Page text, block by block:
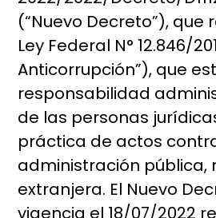
(“Nuevo Decreto”),
Ley Federal N° 12.846/
Anticorrupción”), que
responsabilidad
de las personas
práctica de actos
administración pública,
extranjera. El Nuevo
vigencia el 18/07/2022